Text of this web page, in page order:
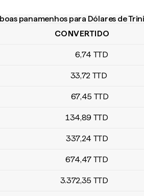
panamenhos para Dólares de
panamenhos para Dólares de
CONVERTIDO
6,74 TTD
33,72 TTD
67,45 TTD
134,89 TTD
337,24 TTD
674,47 TTD
3.372,35 TTD